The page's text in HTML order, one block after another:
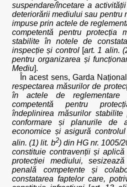
suspendare/încetare a
deteriorării mediului sau pentru
impuse prin actele de
competentă pentru protecția
stabilite în notele de
inspecție și control[art. 1 alin.
pentru organizarea și
Mediu].
În acest sens, Garda
respectarea măsurilor de
în actele de reglementare
competentă pentru
îndeplinirea măsurilor
conformare și planurile de
economice și asigură
alin. (1) lit. b2) din HG nr. 1005/
constituie contravenții și
protecției mediului,
penală competente și
constatarea faptelor care,